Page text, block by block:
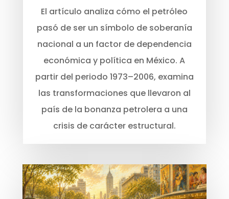
El artículo analiza cómo el petróleo
pasó de ser un símbolo de soberanía
nacional a un factor de dependencia
económica y política en México. A
partir del periodo 1973–2006, examina
las transformaciones que llevaron al
país de la bonanza petrolera a una
crisis de carácter estructural.